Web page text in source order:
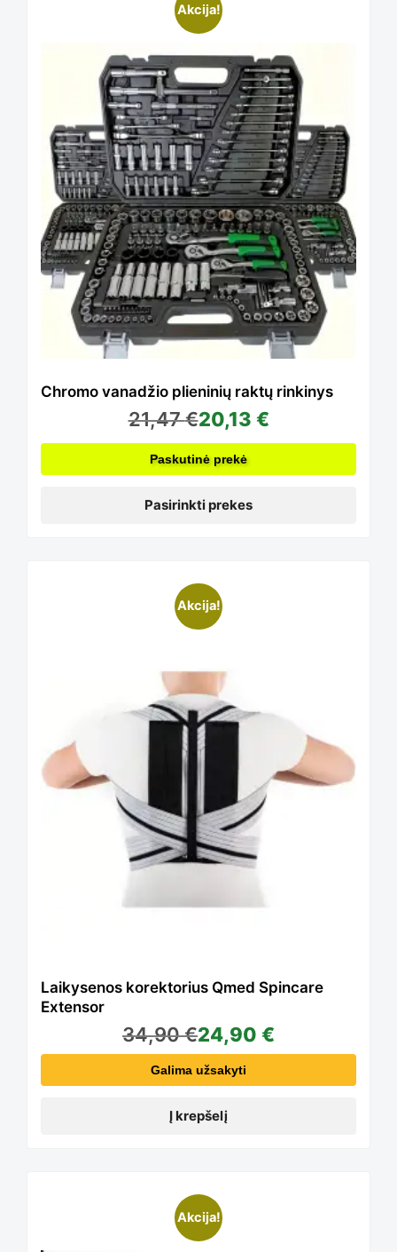
the
product
page
Akcija!
Chromo vanadžio plieninių raktų rinkinys
21,47€20,13 €
Paskutinė prekė
Pasirinkti prekes
product
has
multiple
variants.
The
options
may
chosen
product
page
Akcija!
Laikysenos korektorius Qmed Spincare
Extensor
34,90€24,90 €
Galima užsakyti
Į krepšelį
Akcija!